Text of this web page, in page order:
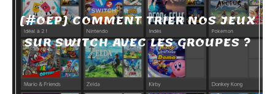
[#OEP] COMMENT TRIER NOS JEUX
SUR SWITCH AVEC LES GROUPES ?